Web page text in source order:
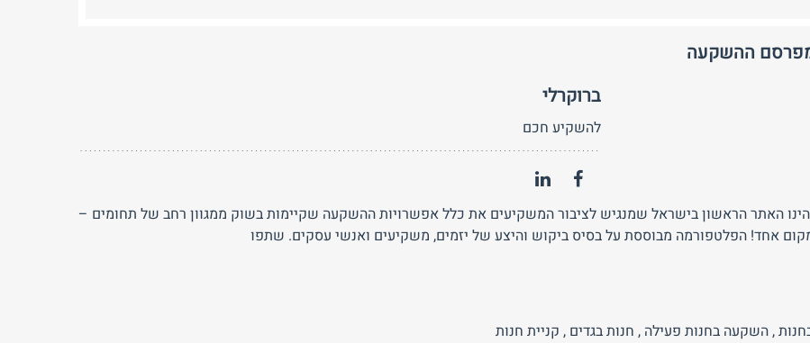
ההשקעה
ברוקרלי
להשקיע חכם
Brokerli הינו האתר הראשון בישראל שמנגיש לציבור המשקיעים את כלל אפשרויות ההשקעה שקיימות בשוק ממגוון רחב של תחומים –
אחד! הפלטפורמה מבוססת על בסיס ביקוש והיצע של יזמים, משקיעים ואנשי עסקים. שתפו
,השקעה בחנות פעילה , חנות בגדים , קניית חנות